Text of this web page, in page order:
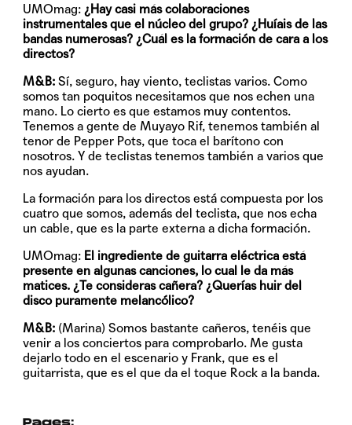
UMOmag: ¿Hay casi más colaboraciones
instrumentales que el núcleo del grupo? ¿Huíais de las
bandas numerosas? ¿Cuál es la formación de cara a los
directos?
M&B:Sí, seguro, hay viento, teclistas varios. Como
somos tan poquitos necesitamos que nos echen una
mano. Lo cierto es que estamos muy contentos.
Tenemos a gente de Muyayo Rif, tenemos también al
tenor de Pepper Pots, que toca el barítono con
nosotros. Y de teclistas tenemos también a varios que
nos ayudan.
La formación para los directos está compuesta por los
cuatro que somos, además del teclista, que nos echa
un cable, que es la parte externa a dicha formación.
UMOmag: El ingrediente de guitarra eléctrica está
presente en algunas canciones, lo cual le da más
matices. ¿Te consideras cañera? ¿Querías huir del
disco puramente melancólico?
M&B: (Marina) Somos bastante cañeros, tenéis que
venir a los conciertos para comprobarlo. Me gusta
dejarlo todo en el escenario y Frank, que es el
guitarrista, que es el que da el toque Rock a la banda.